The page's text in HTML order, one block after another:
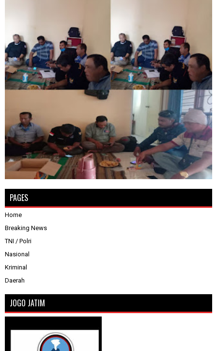
PAGES
Home
Breaking News
TNI / Polri
Nasional
Kriminal
Daerah
JOGO JATIM